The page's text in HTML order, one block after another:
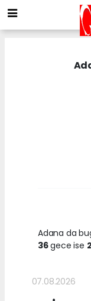
Adana da
36gece ise
07.08.2026